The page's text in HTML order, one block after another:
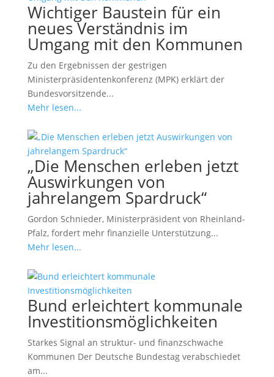
Wichtiger Baustein für ein
neues Verständnis im
Umgang mit den Kommunen
Zu den Ergebnissen der gestrigen
Ministerpräsidentenkonferenz (MPK) erklärt der
Bundesvorsitzende...
Mehr lesen...
„Die Menschen erleben jetzt
Auswirkungen von
jahrelangem Spardruck“
Gordon Schnieder, Ministerpräsident von Rheinland-
Pfalz, fordert mehr finanzielle Unterstützung...
Mehr lesen...
Bund erleichtert kommunale
Investitionsmöglichkeiten
Starkes Signal an struktur- und finanzschwache
Kommunen Der Deutsche Bundestag verabschiedet
am...